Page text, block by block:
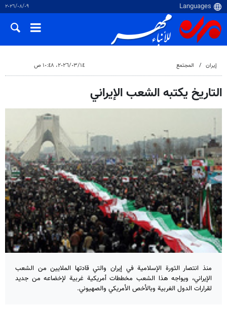
٠٩‏/٠٨‏/٢٠٢٦
إيران المجتمع ١٤‏/٠٣‏/٢٠٢٦، ١٠:٤٨ ص
التاريخ يكتبه الشعب الإيراني
منذ انتصار الثورة الإسلامية في إيران والتي قادتها الملايين من الشعب
الإيراني، ويواجه هذا الشعب مخططات أمريكية غربية لإخضاعه من جديد
لقرارات الدول الغربية وبالأخص الأمريكي والصهيوني.